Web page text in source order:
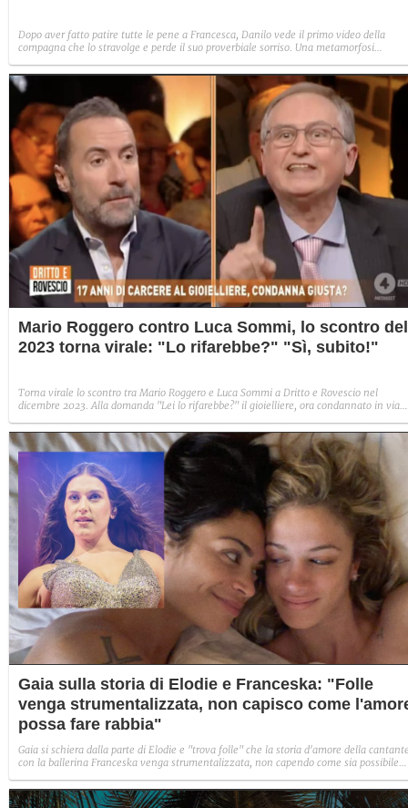
Dopo aver fatto patire tutte le pene a Francesca, Danilo vede il primo video della
compagna che lo stravolge e perde il suo proverbiale sorriso. Una metamorfosi
Mario Roggero contro Luca Sommi, lo scontro del
2023 torna virale: "Lo rifarebbe?" "Sì, subito!"
Torna virale lo scontro tra Mario Roggero e Luca Sommi a Dritto e Rovescio nel
dicembre 2023. Alla domanda "Lei lo rifarebbe?" il gioielliere, ora condannato in via
Gaia sulla storia di Elodie e Franceska: "Folle
venga strumentalizzata, non capisco come
possa fare rabbia"
Gaia si schiera dalla parte di Elodie e "trova folle" che la storia d'amore della
con la ballerina Franceska venga strumentalizzata, non capendo come sia possibile